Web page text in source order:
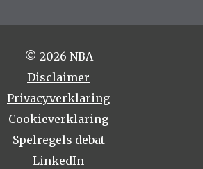
© 2026 NBA
Disclaimer
Privacyverklaring
Cookieverklaring
Spelregels debat
LinkedIn